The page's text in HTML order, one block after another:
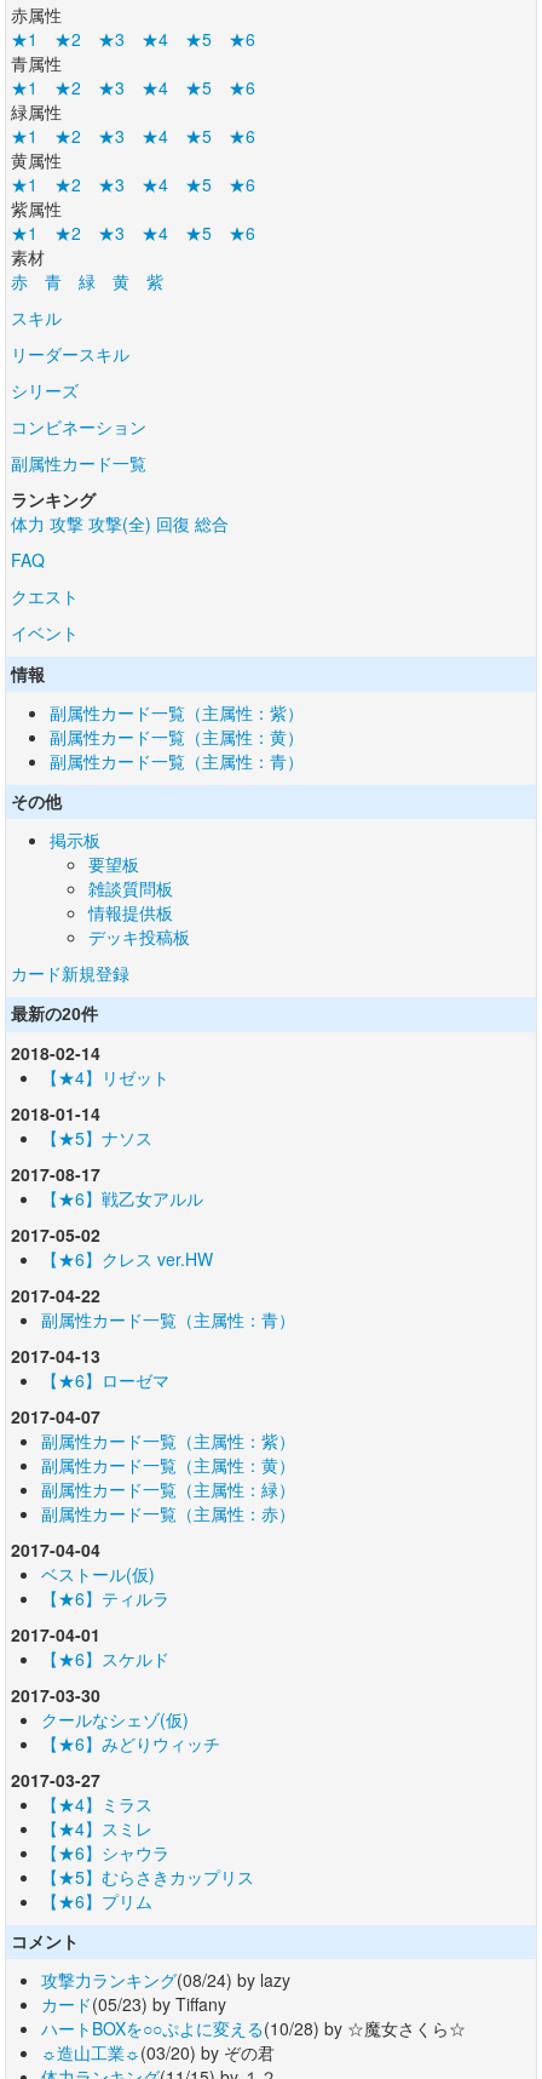
赤属性
★1
★2 ★3 ★4 ★5
★6
青属性
★1
★2 ★3 ★4 ★5
★6
緑属性
★1
★2 ★3 ★4 ★5
★6
黄属性
★1
★2 ★3 ★4 ★5
★6
紫属性
★1
★2 ★3 ★4 ★5
★6
素材
赤
青 緑 黄
紫
スキル
リーダースキル
シリーズ
コンビネーション
副属性カード一覧
ランキング
体力 攻撃 攻撃(全) 回復 総合
FAQ
クエスト
イベント
情報
副属性カード一覧（主属性：紫）
副属性カード一覧（主属性：黄）
副属性カード一覧（主属性：青）
その他
掲示板
要望板
雑談質問板
情報提供板
デッキ投稿板
カード新規登録
最新の20件
2018-02-14
【★4】リゼット
2018-01-14
【★5】ナソス
2017-08-17
【★6】戦乙女アルル
2017-05-02
【★6】クレス ver.HW
2017-04-22
副属性カード一覧（主属性：青）
2017-04-13
【★6】ローゼマ
2017-04-07
副属性カード一覧（主属性：紫）
副属性カード一覧（主属性：黄）
副属性カード一覧（主属性：緑）
副属性カード一覧（主属性：赤）
2017-04-04
ベストール(仮)
【★6】ティルラ
2017-04-01
【★6】スケルド
2017-03-30
クールなシェゾ(仮)
【★6】みどりウィッチ
2017-03-27
【★4】ミラス
【★4】スミレ
【★6】シャウラ
【★5】むらさきカップリス
【★6】プリム
コメント
攻撃力ランキング(08/24) by lazy
カード(05/23) by Tiffany
ハートBOXを○○ぷよに変える(10/28) by ☆魔女さくら☆
☼造山工業☼(03/20) by ぞの君